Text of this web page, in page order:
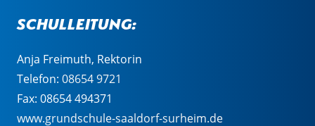
Schulleitung:
Anja Freimuth, Rektorin
Telefon: 08654 9721
Fax: 08654 494371
www.grundschule-saaldorf-surheim.de